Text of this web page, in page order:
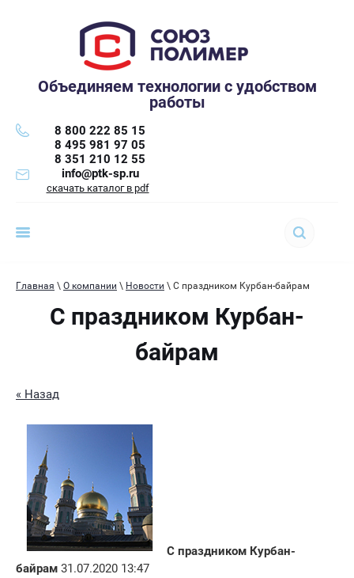
Объединяем технологии с удобством
работы
8 800 222 85 15
8 495 981 97 05
8 351 210 12 55
info@ptk-sp.ru
скачать каталог в pdf
Главная \ О компании \ Новости \ С праздником Курбан-байрам
С праздником Курбан-
байрам
« Назад
С праздником Курбан-
байрам 31.07.2020 13:47